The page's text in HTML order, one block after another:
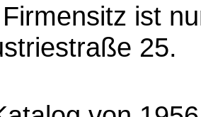
ist
25.